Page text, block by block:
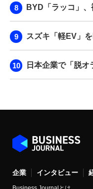
BYD「ラッコ」
スズキ「軽EV」
日本企業で「脱オ
企業 インタビュー